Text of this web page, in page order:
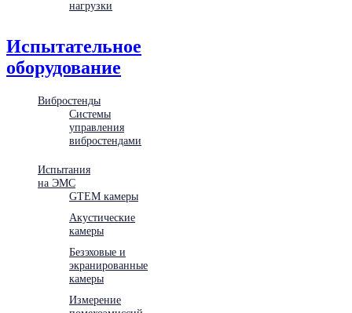
нагрузки
Испытательное
оборудование
Вибростенды
Системы
управления
вибростендами
Испытания
на ЭМС
GTEM камеры
Акустические
камеры
Безэховые и
экранированные
камеры
Измерение